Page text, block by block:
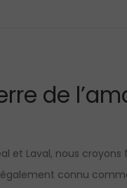
de
et Laval, nous
connu